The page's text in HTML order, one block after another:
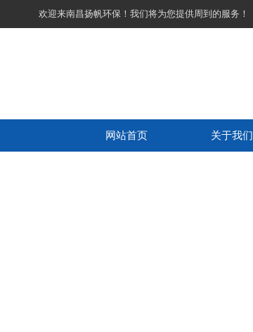
欢迎来南昌扬帆环保！我们将为您提供周到的服务！
网站首页 关于我们